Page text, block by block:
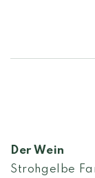
Der Wein
Strohgelbe